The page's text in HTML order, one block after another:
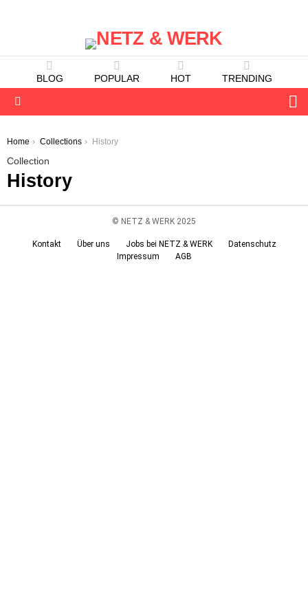
BLOG POPULAR HOT TRENDING
You are here:
Home Collections History
Collection
History
© NETZ & WERK 2025
Kontakt Über uns Jobs bei NETZ & WERK
Datenschutz
Impressum
AGB